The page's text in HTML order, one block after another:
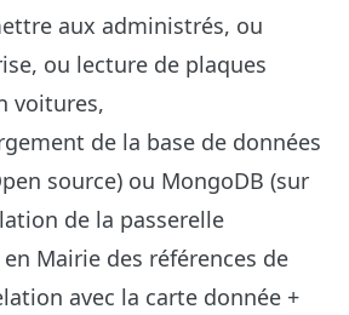
aux administrés, ou
ou lecture de plaques
voitures,
de la base de données
source) ou MongoDB (sur
de la passerelle
Mairie des références de
avec la carte donnée +